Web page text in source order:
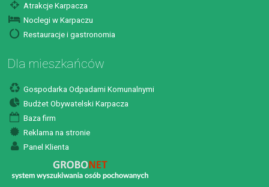
Atrakcje Karpacza
Noclegi w Karpaczu
Restauracje i gastronomia
Dla mieszkańców
Gospodarka Odpadami Komunalnymi
Budżet Obywatelski Karpacza
Baza firm
Reklama na stronie
Panel Klienta